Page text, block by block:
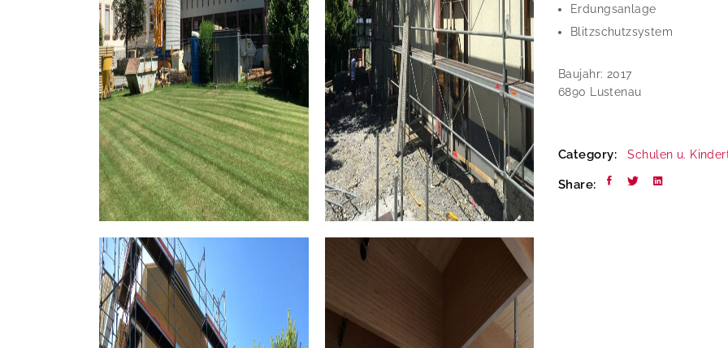
Erdungsanlage
Blitzschutzsystem
Baujahr: 2017
6890 Lustenau
Category: Schulen u.
Share: